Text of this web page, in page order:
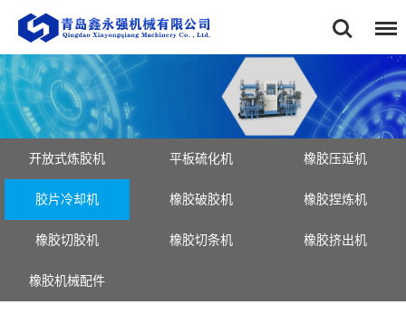
开放式炼胶机 平板硫化机 橡胶压延机
胶片冷却机 橡胶破胶机 橡胶捏炼机
橡胶切胶机 橡胶切条机 橡胶挤出机
橡胶机械配件
首页
关于我们
企业风采
产品中心
新闻资讯
服务中心